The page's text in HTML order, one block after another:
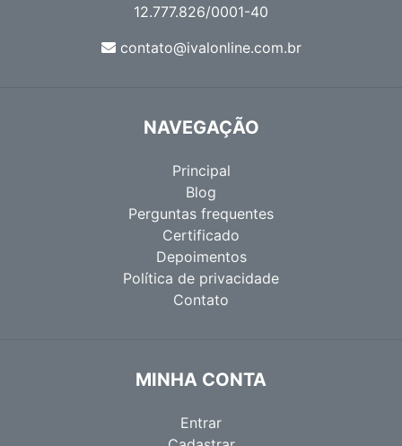
12.777.826/0001-40
contato@ivalonline.com.br
NAVEGAÇÃO
Principal
Blog
Perguntas frequentes
Certificado
Depoimentos
Política de privacidade
Contato
MINHA CONTA
Entrar